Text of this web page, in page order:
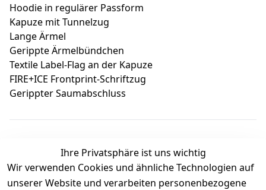
Hoodie in regulärer Passform
Kapuze mit Tunnelzug
Lange Ärmel
Gerippte Ärmelbündchen
Textile Label-Flag an der Kapuze
FIRE+ICE Frontprint-Schriftzug
Gerippter Saumabschluss
Kundenbewertungen
Ihre Privatsphäre ist uns wichtig
Wir verwenden Cookies und ähnliche Technologien auf
unserer Website und verarbeiten personenbezogene